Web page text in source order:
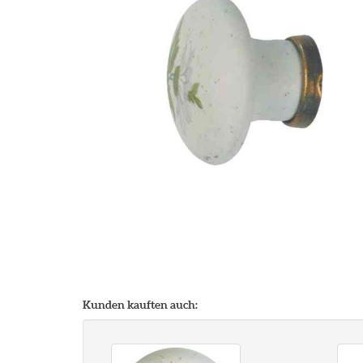
Kunden kauften auch: